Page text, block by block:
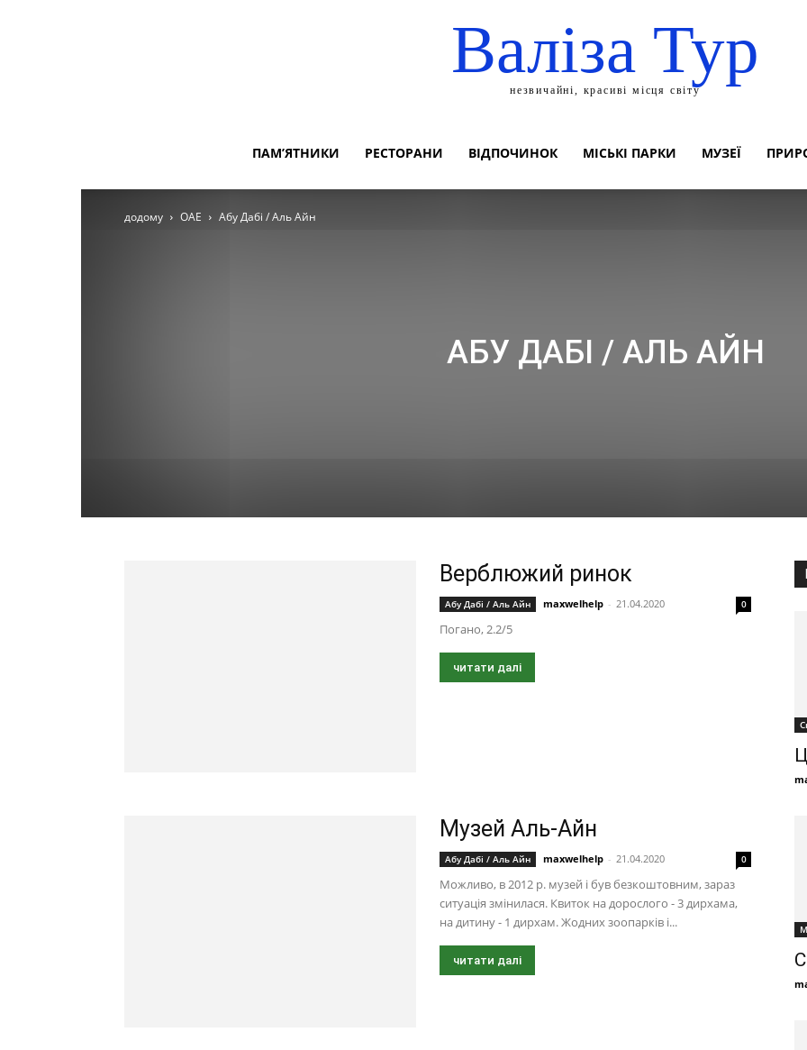
Валіза Тур
незвичайні, красиві місця світу
ПАМ’ЯТНИКИ РЕСТОРАНИ ВІДПОЧИНОК МІСЬКІ ПАРКИ МУЗЕЇ
додому ОАЕ Абу Дабі / Аль Айн
АБУ ДАБІ / АЛЬ АЙН
Верблюжий ринок
Абу Дабі / Аль Айн maxwelhelp - 21.04.2020 0
Погано, 2.2/5
читати далі
Музей Аль-Айн
Абу Дабі / Аль Айн maxwelhelp - 21.04.2020 0
Можливо, в 2012 р. музей і був безкоштовним, зараз
ситуація змінилася. Квиток на дорослого - 3 дирхама,
на дитину - 1 дирхам. Жодних зоопарків і...
читати далі